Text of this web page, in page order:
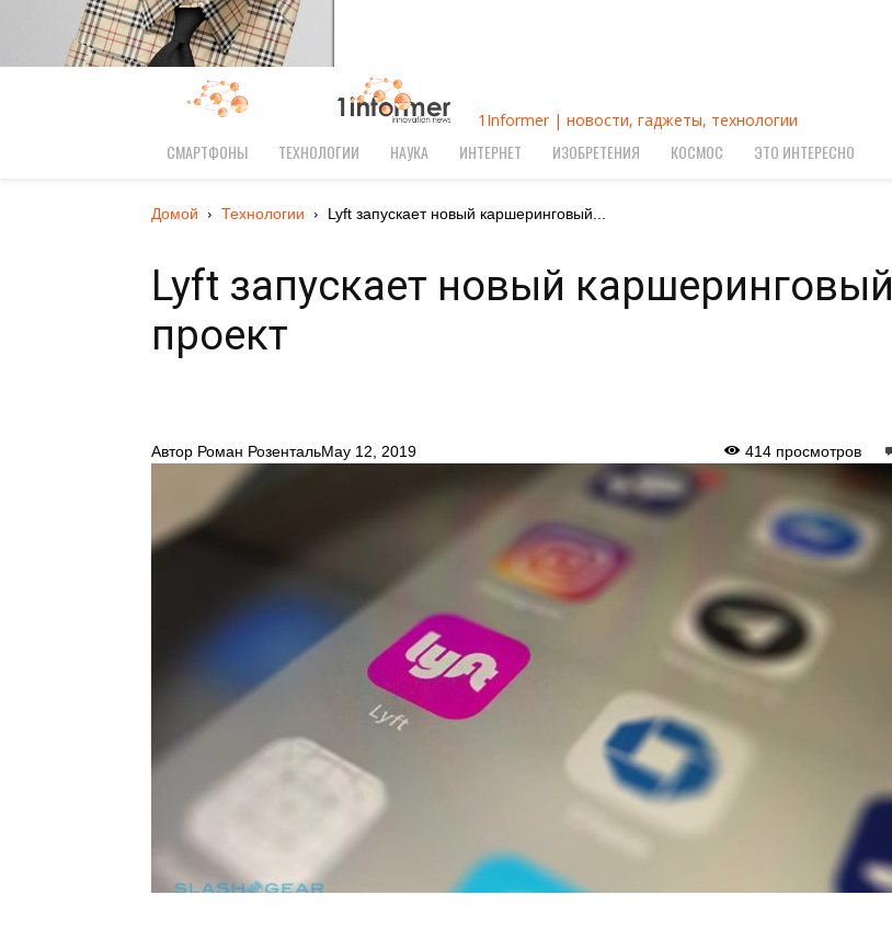
1Informer | новости, гаджеты, технологии
СМАРТФОНЫ ТЕХНОЛОГИИ НАУКА ИНТЕРНЕТ ИЗОБРЕТЕНИЯ КОСМОС ЭТО ИНТЕРЕСНО
Домой Технологии Lyft запускает новый каршеринговый...
Lyft запускает новый каршеринговый
проект
Автор Роман РозентальMay 12, 2019 414 просмотров